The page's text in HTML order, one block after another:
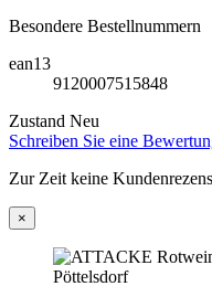
Besondere Bestellnummern
ean13
9120007515848
Zustand Neu
Schreiben Sie eine
Zur Zeit keine
×